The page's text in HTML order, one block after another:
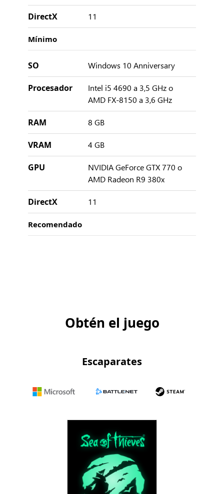
Mínimo
DirectX 11
Recomendado
SO Windows 10 Anniversary
Procesador
Intel i5 4690 a 3,5 GHz o
AMD FX-8150 a 3,6 GHz
RAM 8 GB
VRAM 4 GB
GPU
NVIDIA GeForce GTX 770 o
AMD Radeon R9 380x
DirectX 11
Obtén el juego
Escaparates